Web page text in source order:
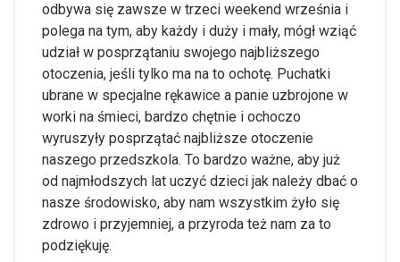
odbywa się zawsze w trzeci weekend września i
polega na tym, aby każdy i duży i mały, mógł wziąć
udział w posprzątaniu swojego najbliższego
otoczenia, jeśli tylko ma na to ochotę. Puchatki
ubrane w specjalne rękawice a panie uzbrojone w
worki na śmieci, bardzo chętnie i ochoczo
wyruszyły posprzątać najbliższe otoczenie
naszego przedszkola. To bardzo ważne, aby już
od najmłodszych lat uczyć dzieci jak należy dbać o
nasze środowisko, aby nam wszystkim żyło się
zdrowo i przyjemniej, a przyroda też nam za to
podziękuję.